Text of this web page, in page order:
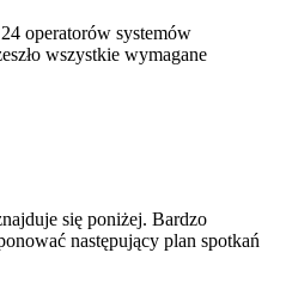
operatorów systemów
wszystkie wymagane
się poniżej. Bardzo
następujący plan spotkań